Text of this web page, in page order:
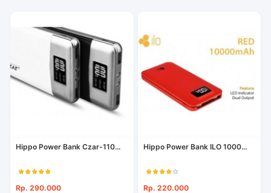
Hippo Power Bank Czar-110...
Rp. 290.000
Hippo Power Bank ILO 1000...
Rp. 220.000